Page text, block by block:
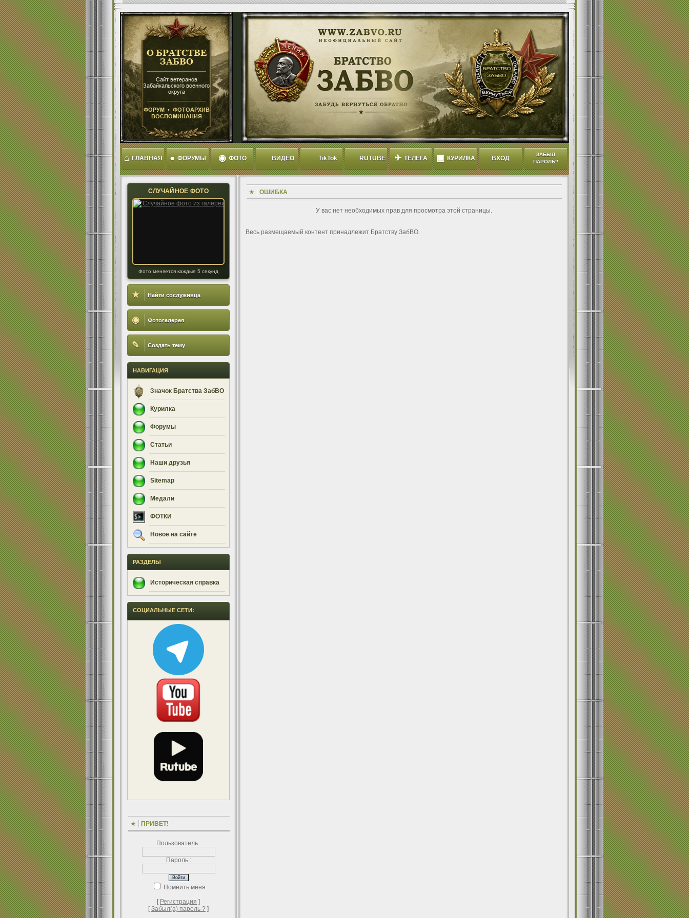
⌂ ГЛАВНАЯ ● ФОРУМЫ ◉ ФОТО ВИДЕО TikTok RUTUBE ✈ ТЕЛЕГА ▣ КУРИЛКА ВХОД
ЗАБЫЛ
ПАРОЛЬ?
СЛУЧАЙНОЕ ФОТО
Фото меняется каждые 5 секунд
★ Найти сослуживца
◉ Фотогалерея
✎ Создать тему
НАВИГАЦИЯ
Значок Братства ЗабВО
Курилка
Форумы
Статьи
Наши друзья
Sitemap
Медали
ФОТКИ
Новое на сайте
РАЗДЕЛЫ
Историческая справка
СОЦИАЛЬНЫЕ СЕТИ:
ПРИВЕТ!
Пользователь :
Пароль :
Помнить меня
[ Регистрация ]
[Забыл(а) пароль ? ]
ОШИБКА
У вас нет необходимых прав для просмотра этой страницы.
Весь размещаемый контент принадлежит Братству ЗабВО.